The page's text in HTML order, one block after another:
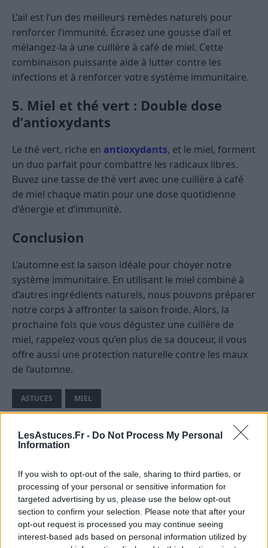
LesAstuces.Fr - Do Not Process My Personal
Information
If you wish to opt-out of the sale, sharing to third parties, or
processing of your personal or sensitive information for
targeted advertising by us, please use the below opt-out
section to confirm your selection. Please note that after your
opt-out request is processed you may continue seeing
interest-based ads based on personal information utilized by
L’ail est l’un des meilleurs remèdes naturels pour
renforcer l’immunité. Écrasez une gousse d’ail et
mélangez-la à une cuillère à café de miel. Cette
combinaison puissante aide à lutter contre les
infections et à renforcer votre système immunitaire.
5. Miel et thé vert : Double dose
d’antioxydants
Le thé vert, riche en antioxydants, et le miel, forment
un duo parfait pour combattre les radicaux libres.
Buvez une tasse de thé vert avec une cuillère à café
de miel chaque matin pour une dose quotidienne
d’énergie et d’immunité.
Conclusion
L’automne est la saison idéale pour choyer notre
système immunitaire. En utilisant le miel combiné à
d’autres ingrédients naturels, nous pouvons préparer
notre corps à affronter la saison froide. Alors, la
prochaine fois que vous dégustez une cuillère de
miel, rappelez-vous qu’en plus de sa douceur, il vous
offre aussi une protection naturelle contre les maux
de l’automne.
ASTUCES MIEL
A propos Nathalie Leclerc2950 Articles